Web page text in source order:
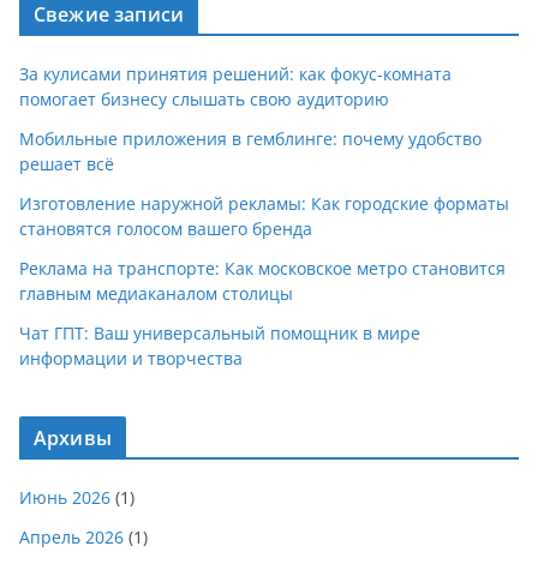
Свежие записи
За кулисами принятия решений: как фокус-комната
помогает бизнесу слышать свою аудиторию
Мобильные приложения в гемблинге: почему удобство
решает всё
Изготовление наружной рекламы: Как городские форматы
становятся голосом вашего бренда
Реклама на транспорте: Как московское метро становится
главным медиаканалом столицы
Чат ГПТ: Ваш универсальный помощник в мире
информации и творчества
Архивы
Июнь 2026 (1)
Апрель 2026 (1)